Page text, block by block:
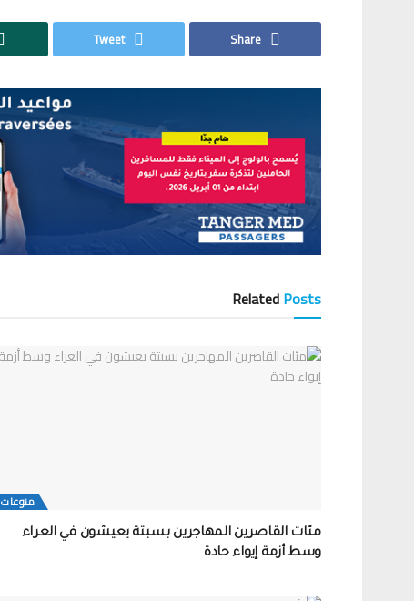
Share
Tweet
RelatedPosts
منوعات
مئات القاصرين المهاجرين بسبتة يعيشون في العراء
وسط أزمة إيواء حادة